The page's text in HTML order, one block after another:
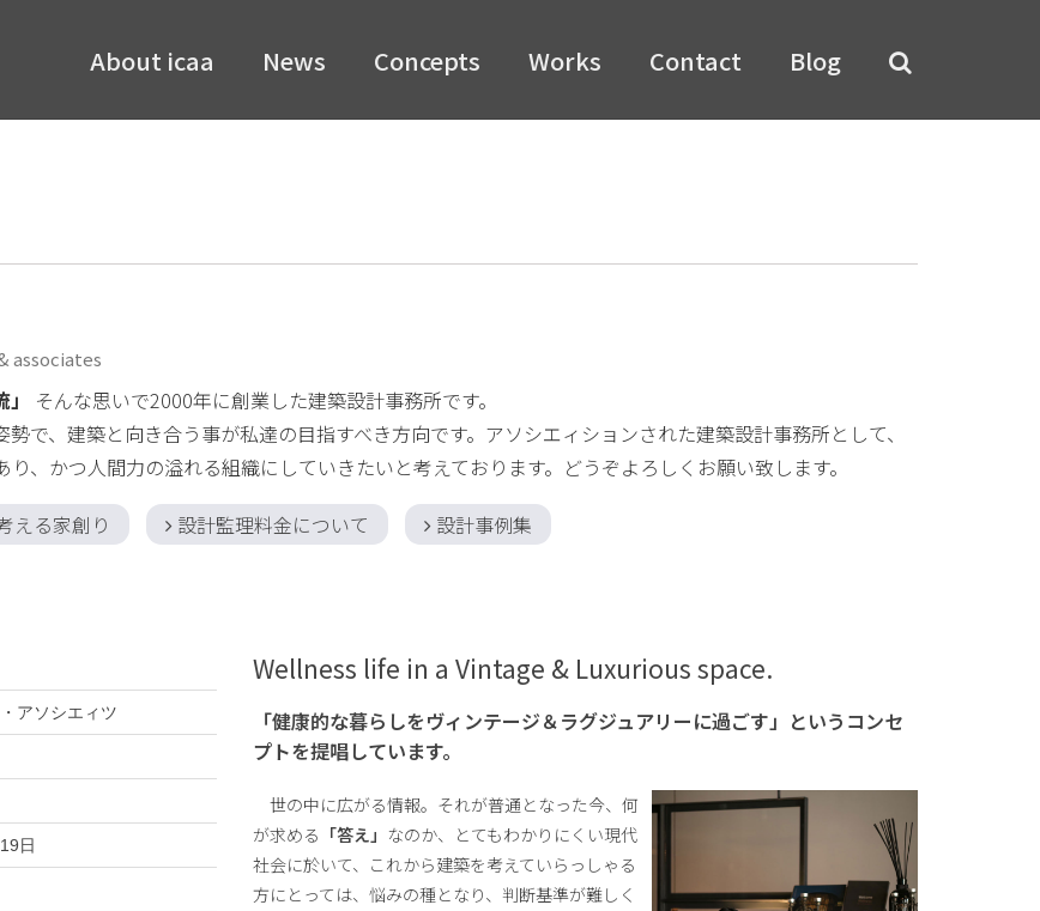
About icaa News Concepts Works Contact Blog
associates
そんな思いで2000年に創業した建築設計事務所です。
で、建築と向き合う事が私達の目指すべき方向です。アソシエィションされた建築設計事務所として、
、かつ人間力の溢れる組織にしていきたいと考えております。どうぞよろしくお願い致します。
える家創り
設計監理料金について 設計事例集
アソシエィツ
日
Wellness life in a Vintage & Luxurious space.
「健康的な暮らしをヴィンテージ＆ラグジュアリーに過ごす」というコンセ
プトを提唱しています。
世の中に広がる情報。それが普通となった今、何
が求める 「答え」 なのか、とてもわかりにくい現代
社会に於いて、これから建築を考えていらっしゃる
方にとっては、悩みの種となり、判断基準が難しく